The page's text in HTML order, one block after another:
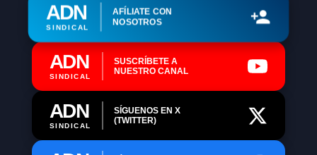
ADN
SINDICAL
AFÍLIATE CON
NOSOTROS
ADN
SINDICAL
SUSCRÍBETE A
NUESTRO CANAL
ADN
SINDICAL
SÍGUENOS EN X
(TWITTER)